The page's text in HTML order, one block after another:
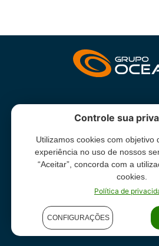
Grupo Oceano - Todos direitos
Controle sua
Utilizamos cookies com objetivo
experiência no uso de nossos
“Aceitar”, concorda com a
cookies.
Política de
CONFIGURAÇÕES